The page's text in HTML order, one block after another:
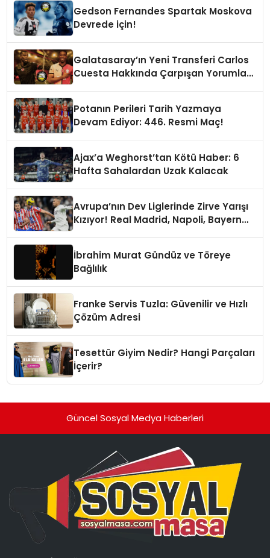
Gedson Fernandes Spartak Moskova
Devrede için!
Galatasaray’ın Yeni Transferi Carlos
Cuesta Hakkında Çarpışan Yorumlar:
Potanın Perileri Tarih Yazmaya
Devam Ediyor: 446. Resmi Maç!
Ajax’a Weghorst’tan Kötü Haber: 6
Hafta Sahalardan Uzak Kalacak
Avrupa’nın Dev Liglerinde Zirve Yarışı
Kızıyor! Real Madrid, Napoli, Bayern
İbrahim Murat Gündüz ve Töreye
Bağlılık
Franke Servis Tuzla: Güvenilir ve Hızlı
Çözüm Adresi
Tesettür Giyim Nedir? Hangi Parçaları
İçerir?
Güncel Sosyal Medya Haberleri